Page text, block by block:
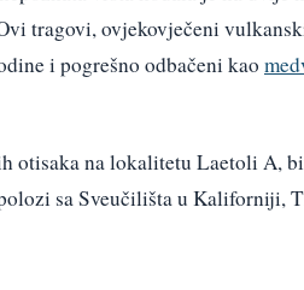
tragovi, ovjekovječeni
i pogrešno odbačeni kao
otisaka na lokalitetu Laetoli A,
sa Sveučilišta u Kaliforniji,